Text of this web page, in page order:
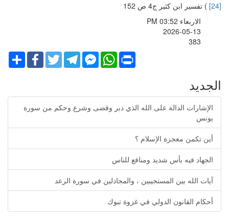
[24]
) تفسير ابن كثير ج4 ص 152
الاربعاء PM 03:52
2026-05-13
383
ShareFacebookTwitter
TelegramFacebook
Messenger
WhatsApp Print
الجديد
الإشارات الدالة على الله الذي دبر وقضى وشرع وحكم من سورة
يونس
أين تكمن معجزة الإسلام ؟
الجهاد فيه بأس شديد ومنافع للناس
آيات الله بين المستجيبين ، والمجادلين في سورة الرعد
أحكام القانون الدولي في غزوة تبوك